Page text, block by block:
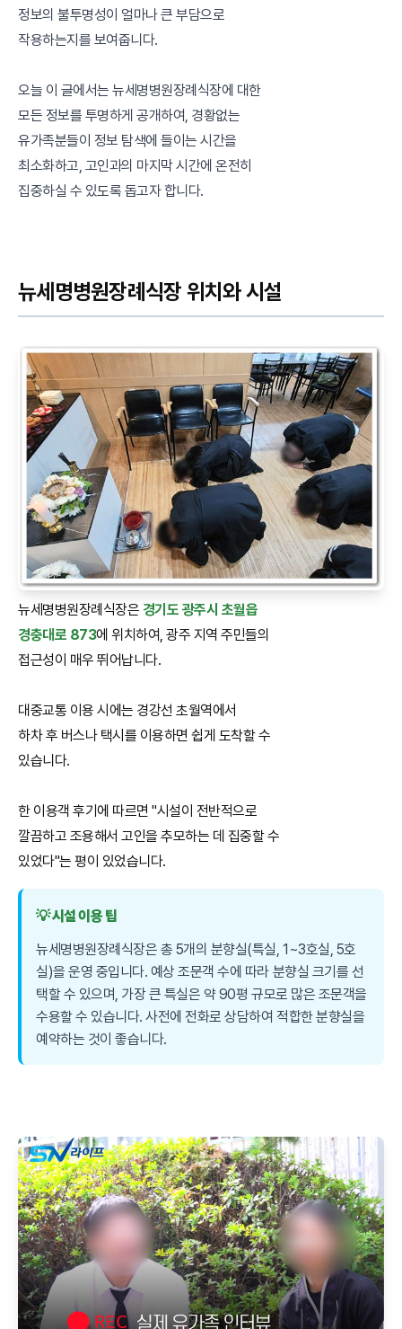
정보의 불투명성이 얼마나 큰 부담으로
작용하는지를 보여줍니다.
오늘 이 글에서는 뉴세명병원장례식장에 대한
모든 정보를 투명하게 공개하여, 경황없는
유가족분들이 정보 탐색에 들이는 시간을
최소화하고, 고인과의 마지막 시간에 온전히
집중하실 수 있도록 돕고자 합니다.
뉴세명병원장례식장 위치와 시설
뉴세명병원장례식장은 경기도 광주시 초월읍
경충대로 873에 위치하여, 광주 지역 주민들의
접근성이 매우 뛰어납니다.
대중교통 이용 시에는 경강선 초월역에서
하차 후 버스나 택시를 이용하면 쉽게 도착할 수
있습니다.
한 이용객 후기에 따르면 "시설이 전반적으로
깔끔하고 조용해서 고인을 추모하는 데 집중할 수
있었다"는 평이 있었습니다.
💡 시설 이용 팁
뉴세명병원장례식장은 총 5개의 분향실(특실, 1~3호실, 5호
실)을 운영 중입니다. 예상 조문객 수에 따라 분향실 크기를 선
택할 수 있으며, 가장 큰 특실은 약 90평 규모로 많은 조문객을
수용할 수 있습니다. 사전에 전화로 상담하여 적합한 분향실을
예약하는 것이 좋습니다.